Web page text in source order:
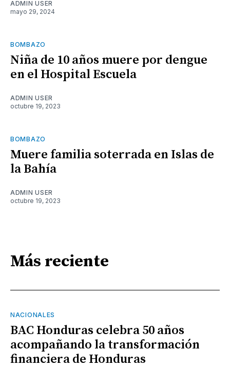
ADMIN USER
mayo 29, 2024
BOMBAZO
Niña de 10 años muere por dengue
en el Hospital Escuela
ADMIN USER
octubre 19, 2023
BOMBAZO
Muere familia soterrada en Islas de
la Bahía
ADMIN USER
octubre 19, 2023
Más reciente
NACIONALES
BAC Honduras celebra 50 años
acompañando la transformación
financiera de Honduras